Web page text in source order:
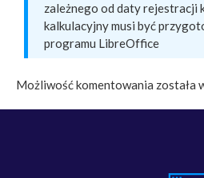
zależnego od daty rejestracji
kalkulacyjny musi być
programu LibreOffice
Możliwość komentowania została